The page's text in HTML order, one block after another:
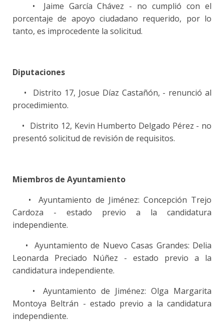
•
Jaime García Chávez - no cumplió con el
porcentaje de apoyo ciudadano requerido, por lo
tanto, es improcedente la solicitud.
Diputaciones
•
Distrito 17, Josue Díaz Castañón, - renunció al
procedimiento.
• Distrito 12, Kevin Humberto Delgado Pérez - no
presentó solicitud de revisión de requisitos.
Miembros de Ayuntamiento
•
Ayuntamiento de Jiménez: Concepción Trejo
Cardoza - estado previo a la candidatura
independiente.
•
Ayuntamiento de Nuevo Casas Grandes: Delia
Leonarda Preciado Núñez - estado previo a la
candidatura independiente.
•
Ayuntamiento de Jiménez: Olga Margarita
Montoya Beltrán - estado previo a la candidatura
independiente.